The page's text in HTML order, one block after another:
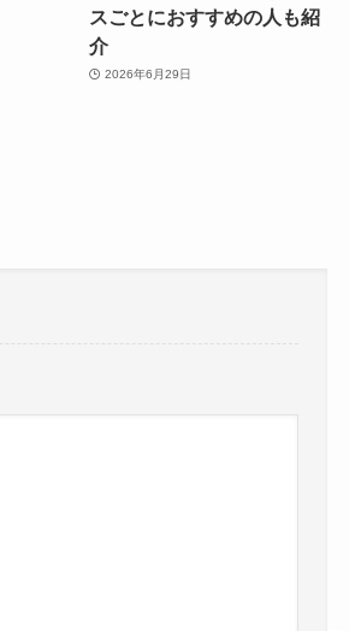
スごとにおすすめの人も紹
介
2026年6月29日